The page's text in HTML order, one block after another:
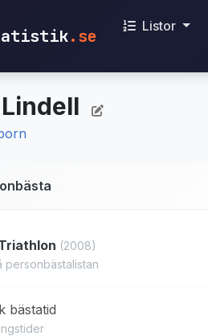
.se
Listor
(2008)
personbästalistan
bästatid